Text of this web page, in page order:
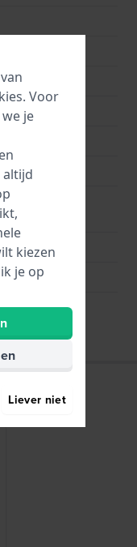
. Voor
je
altijd
kiezen
je op
Liever niet